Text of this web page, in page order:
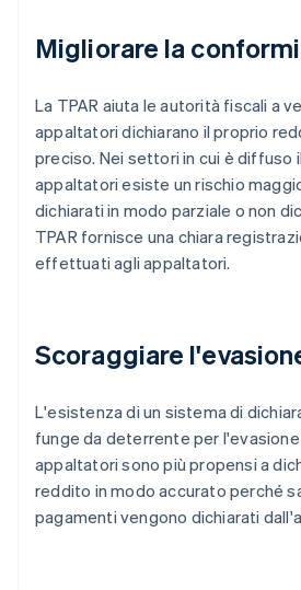
Migliorare la
La TPAR aiuta le autorità fiscali a
appaltatori dichiarano il proprio
preciso. Nei settori in cui è diffuso
appaltatori esiste un rischio
dichiarati in modo parziale o non
TPAR fornisce una chiara
effettuati agli appaltatori.
Scoraggiare
L'esistenza di un sistema di
funge da deterrente per l'evasione
appaltatori sono più propensi a
reddito in modo accurato perché
pagamenti vengono dichiarati